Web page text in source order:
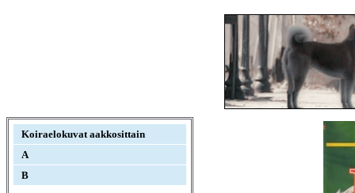
Koiraelokuvat aakkosittain
A
B